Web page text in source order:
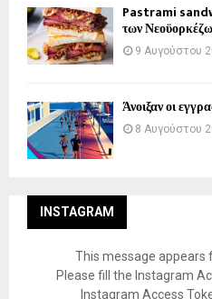
Pastrami
των
9 Αυγούστου
Άνοιξαν οι
8 Αυγούστου
INSTAGRAM
This message appears
Please fill the Instagram
Instagram Access